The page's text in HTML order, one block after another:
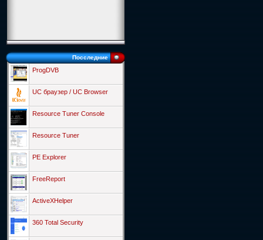
Посследние
ProgDVB
UC браузер / UC Browser
Resource Tuner Console
Resource Tuner
PE Explorer
FreeReport
ActiveXHelper
360 Total Security